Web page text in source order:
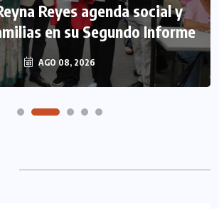
Reyes agenda social y
en su Segundo Informe
AGO 08, 2026